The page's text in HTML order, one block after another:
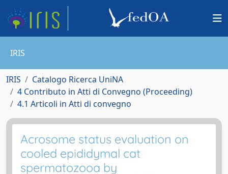
IRIS
IRIS
Catalogo Ricerca UniNA
4 Contributo in Atti di Convegno (Proceeding)
4.1 Articoli in Atti di convegno
Acrosome status evaluation on
cooled epididymal cat
spermatozooa by